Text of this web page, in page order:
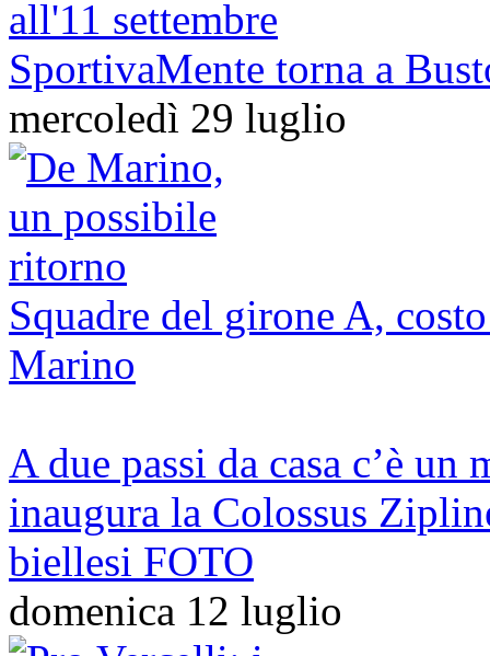
SportivaMente torna a
mercoledì 29 luglio
Squadre del girone A,
Marino
A due passi da casa c’è
inaugura la Colossus
biellesi FOTO
domenica 12 luglio